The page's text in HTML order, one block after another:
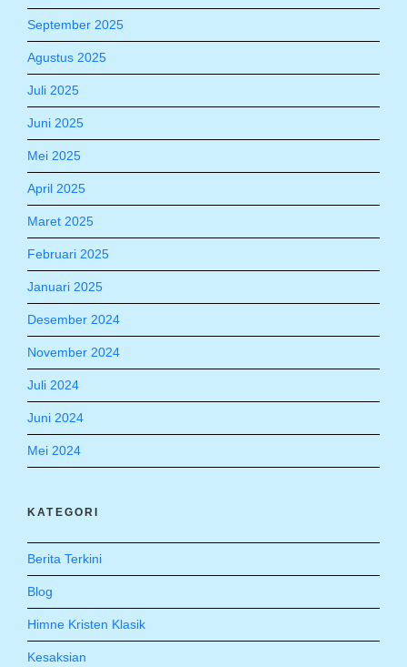
September 2025
Agustus 2025
Juli 2025
Juni 2025
Mei 2025
April 2025
Maret 2025
Februari 2025
Januari 2025
Desember 2024
November 2024
Juli 2024
Juni 2024
Mei 2024
KATEGORI
Berita Terkini
Blog
Himne Kristen Klasik
Kesaksian